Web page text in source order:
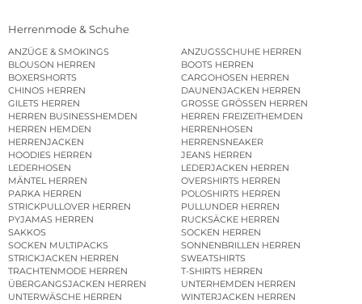
Herrenmode & Schuhe
ANZÜGE & SMOKINGS
ANZUGSSCHUHE HERREN
BLOUSON HERREN
BOOTS HERREN
BOXERSHORTS
CARGOHOSEN HERREN
CHINOS HERREN
DAUNENJACKEN HERREN
GILETS HERREN
GROSSE GRÖSSEN HERREN
HERREN BUSINESSHEMDEN
HERREN FREIZEITHEMDEN
HERREN HEMDEN
HERRENHOSEN
HERRENJACKEN
HERRENSNEAKER
HOODIES HERREN
JEANS HERREN
LEDERHOSEN
LEDERJACKEN HERREN
MÄNTEL HERREN
OVERSHIRTS HERREN
PARKA HERREN
POLOSHIRTS HERREN
STRICKPULLOVER HERREN
PULLUNDER HERREN
PYJAMAS HERREN
RUCKSÄCKE HERREN
SAKKOS
SOCKEN HERREN
SOCKEN MULTIPACKS
SONNENBRILLEN HERREN
STRICKJACKEN HERREN
SWEATSHIRTS
TRACHTENMODE HERREN
T-SHIRTS HERREN
ÜBERGANGSJACKEN HERREN
UNTERHEMDEN HERREN
UNTERWÄSCHE HERREN
WINTERJACKEN HERREN